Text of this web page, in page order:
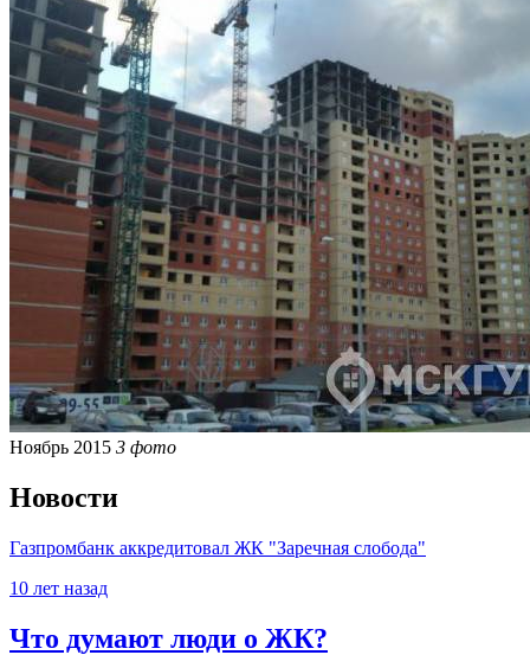
Ноябрь 2015 3 фото
Новости
Газпромбанк аккредитовал ЖК "Заречная слобода"
10 лет назад
Что думают люди о ЖК?